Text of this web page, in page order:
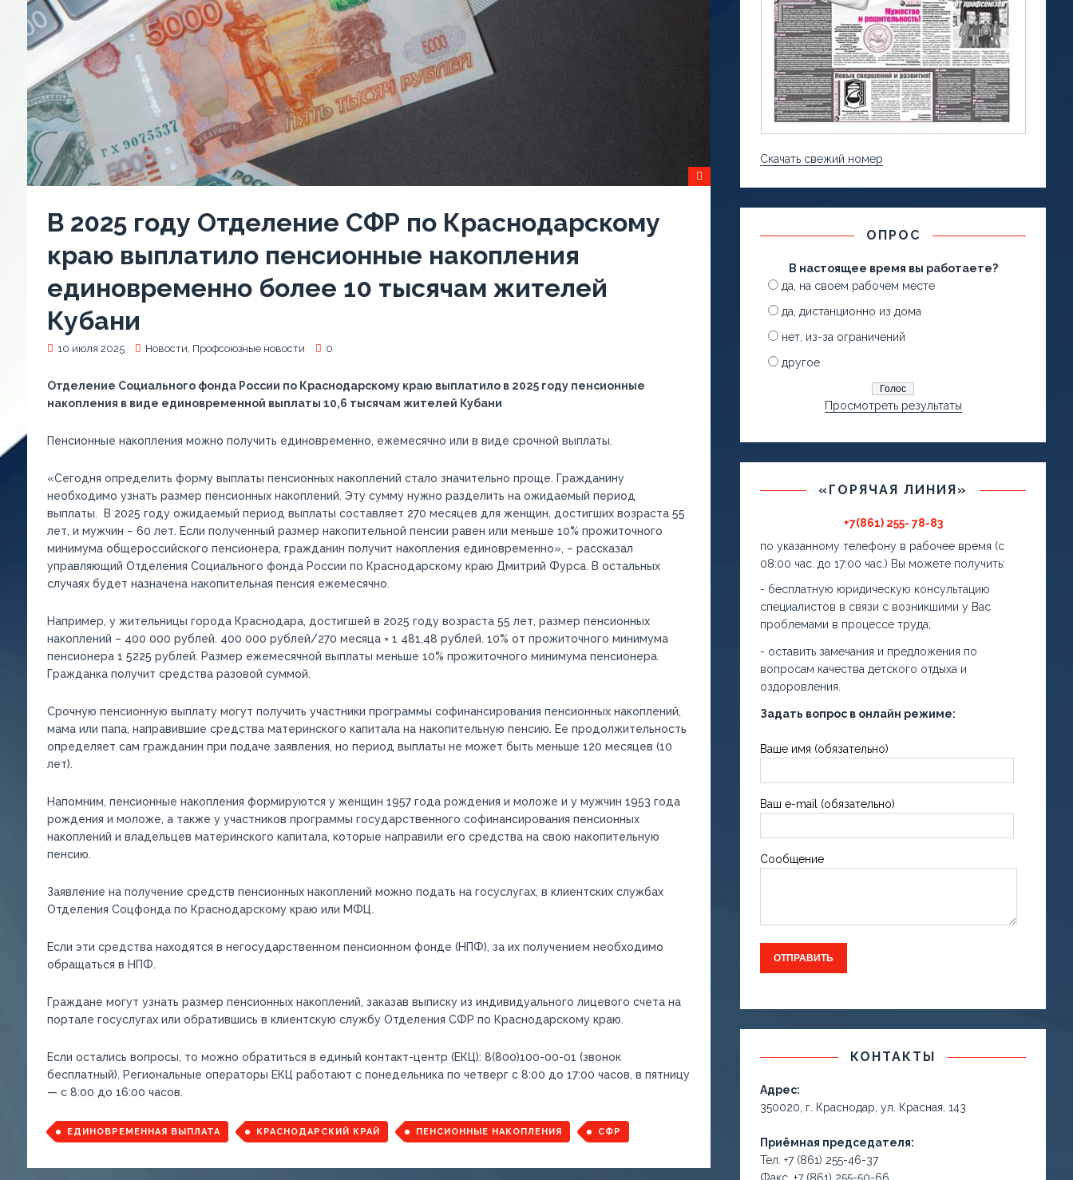
В 2025 году Отделение СФР по Краснодарскому
краю выплатило пенсионные накопления
единовременно более 10 тысячам жителей
Кубани
10 июля 2025 Новости, Профсоюзные новости 0
Отделение Социального фонда России по Краснодарскому краю выплатило в 2025 году пенсионные
накопления в виде единовременной выплаты 10,6 тысячам жителей Кубани
Пенсионные накопления можно получить единовременно, ежемесячно или в виде срочной выплаты.
«Сегодня определить форму выплаты пенсионных накоплений стало значительно проще. Гражданину
необходимо узнать размер пенсионных накоплений. Эту сумму нужно разделить на ожидаемый период
выплаты. В 2025 году ожидаемый период выплаты составляет 270 месяцев для женщин, достигших возраста 55
лет, и мужчин – 60 лет. Если полученный размер накопительной пенсии равен или меньше 10% прожиточного
минимума общероссийского пенсионера, гражданин получит накопления единовременно», – рассказал
управляющий Отделения Социального фонда России по Краснодарскому краю Дмитрий Фурса. В остальных
случаях будет назначена накопительная пенсия ежемесячно.
Например, у жительницы города Краснодара, достигшей в 2025 году возраста 55 лет, размер пенсионных
накоплений – 400 000 рублей. 400 000 рублей/270 месяца = 1 481,48 рублей. 10% от прожиточного минимума
пенсионера 1 5225 рублей. Размер ежемесячной выплаты меньше 10% прожиточного минимума пенсионера.
Гражданка получит средства разовой суммой.
Срочную пенсионную выплату могут получить участники программы софинансирования пенсионных накоплений,
мама или папа, направившие средства материнского капитала на накопительную пенсию. Ее продолжительность
определяет сам гражданин при подаче заявления, но период выплаты не может быть меньше 120 месяцев (10
лет).
Напомним, пенсионные накопления формируются у женщин 1957 года рождения и моложе и у мужчин 1953 года
рождения и моложе, а также у участников программы государственного софинансирования пенсионных
накоплений и владельцев материнского капитала, которые направили его средства на свою накопительную
пенсию.
Заявление на получение средств пенсионных накоплений можно подать на госуслугах, в клиентских службах
Отделения Соцфонда по Краснодарскому краю или МФЦ.
Если эти средства находятся в негосударственном пенсионном фонде (НПФ), за их получением необходимо
обращаться в НПФ.
Граждане могут узнать размер пенсионных накоплений, заказав выписку из индивидуального лицевого счета на
портале госуслугах или обратившись в клиентскую службу Отделения СФР по Краснодарскому краю.
Если остались вопросы, то можно обратиться в единый контакт-центр (ЕКЦ): 8(800)100-00-01 (звонок
бесплатный). Региональные операторы ЕКЦ работают с понедельника по четверг с 8:00 до 17:00 часов, в пятницу
— с 8:00 до 16:00 часов.
ЕДИНОВРЕМЕННАЯ ВЫПЛАТА КРАСНОДАРСКИЙ КРАЙ ПЕНСИОННЫЕ НАКОПЛЕНИЯ СФР
Скачать свежий номер
ОПРОС
В настоящее время вы работаете?
да, на своем рабочем месте
да, дистанционно из дома
нет, из-за ограничений
другое
Просмотреть результаты
«ГОРЯЧАЯ ЛИНИЯ»
+7(861) 255- 78-83
по указанному телефону в рабочее время (с
08:00 час. до 17:00 час.) Вы можете получить:
- бесплатную юридическую консультацию
специалистов в связи с возникшими у Вас
проблемами в процессе труда;
- оставить замечания и предложения по
вопросам качества детского отдыха и
оздоровления.
Задать вопрос в онлайн режиме:
Ваше имя (обязательно)
Ваш e-mail (обязательно)
Сообщение
КОНТАКТЫ
Адрес:
350020, г. Краснодар, ул. Красная, 143
Приёмная председателя:
Тел. +7 (861) 255-46-37